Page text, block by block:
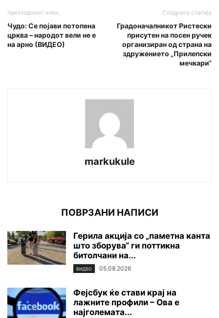
претходниот член,
Чудо: Се појави потопена
црква – народот вели не е
на арно (ВИДЕО)
Следната статија
Градоначалникот Ристески
присутен на посен ручек
организиран од страна на
здружението „Прилепски
мечкари“
markukule
ПОВРЗАНИ НАПИСИ
Герила акција со „паметна канта
што зборува“ ги поттикна
битолчани на...
ВИДЕО 05.08.2026
Фејсбук ќе стави крај на
лажните профили – Ова е
најголемата...